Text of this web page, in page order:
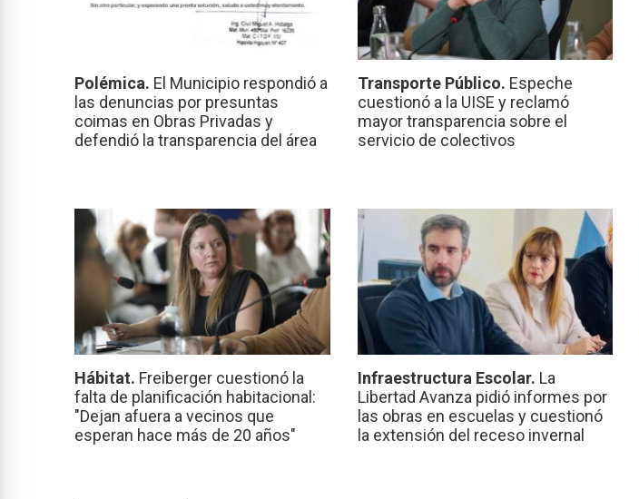
Polémica. El Municipio respondió a
las denuncias por presuntas
coimas en Obras Privadas y
defendió la transparencia del área
Transporte Público. Espeche
cuestionó a la UISE y reclamó
mayor transparencia sobre el
servicio de colectivos
Hábitat. Freiberger cuestionó la
falta de planificación habitacional:
"Dejan afuera a vecinos que
esperan hace más de 20 años"
Infraestructura Escolar. La
Libertad Avanza pidió informes por
las obras en escuelas y cuestionó
la extensión del receso invernal